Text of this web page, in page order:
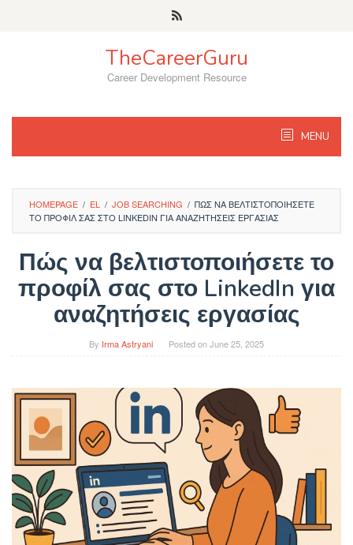
TheCareerGuru
Career Development Resource
MENU
HOMEPAGE / EL / JOB SEARCHING / ΠΏΣ ΝΑ ΒΕΛΤΙΣΤΟΠΟΙΉΣΕΤΕ
ΤΟ ΠΡΟΦΊΛ ΣΑΣ ΣΤΟ LINKEDIN ΓΙΑ ΑΝΑΖΗΤΉΣΕΙΣ ΕΡΓΑΣΊΑΣ
Πώς να βελτιστοποιήσετε το
προφίλ σας στο LinkedIn για
αναζητήσεις εργασίας
By Irma Astryani Posted onJune 25, 2025